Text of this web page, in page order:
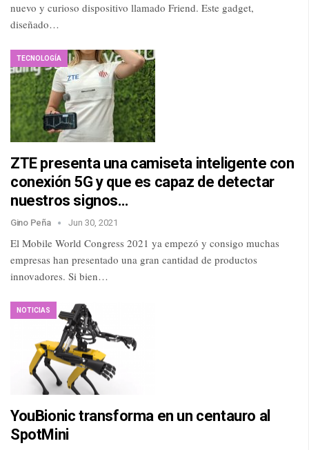
nuevo y curioso dispositivo llamado Friend. Este gadget,
diseñado…
TECNOLOGÍA
ZTE presenta una camiseta inteligente con
conexión 5G y que es capaz de detectar
nuestros signos…
Gino Peña Jun 30, 2021
El Mobile World Congress 2021 ya empezó y consigo muchas
empresas han presentado una gran cantidad de productos
innovadores. Si bien…
NOTICIAS
YouBionic transforma en un centauro al
SpotMini